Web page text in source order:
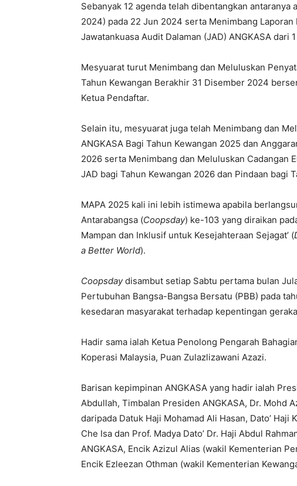
Sebanyak 12 agenda telah dibentangkan
2024) pada 22 Jun 2024 serta Menimbang Laporan
Jawatankuasa Audit Dalaman (JAD) ANGKASA
Mesyuarat turut Menimbang dan Meluluskan
Tahun Kewangan Berakhir 31 Disember 2024
Ketua Pendaftar.
Selain itu, mesyuarat juga telah Menimbang dan
ANGKASA Bagi Tahun Kewangan 2025 dan
2026 serta Menimbang dan Meluluskan Cadangan
JAD bagi Tahun Kewangan 2026 dan Pindaan bagi
MAPA 2025 kali ini lebih istimewa apabila
Antarabangsa (Coopsday) ke-103 yang diraikan
Mampan dan Inklusif untuk Kesejahteraan Sejagat’ (
a Better World).
Coopsdaydisambut setiap Sabtu pertama bulan
Pertubuhan Bangsa-Bangsa Bersatu (PBB) pada
kesedaran masyarakat terhadap kepentingan
Hadir sama ialah Ketua Penolong Pengarah
Koperasi Malaysia, Puan Zulazlizawani Azazi.
Barisan kepimpinan ANGKASA yang hadir ialah
Abdullah, Timbalan Presiden ANGKASA, Dr. Mohd
daripada Datuk Haji Mohamad Ali Hasan, Dato’ Haji
Che Isa dan Prof. Madya Dato’ Dr. Haji Abdul
ANGKASA, Encik Azizul Alias (wakil Kementerian
Encik Ezleezan Othman (wakil Kementerian